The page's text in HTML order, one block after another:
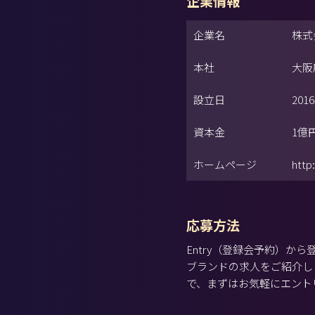
企業名 株
本社 大
設立日
資本金 1億
ホームページ
応募方法
Entry（登録会予約）から
ブランドの求人をご紹介
で、まずはお気軽にエン